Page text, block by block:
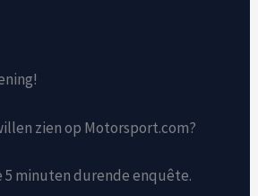
zien op Motorsport.com?
5 minuten durende enquête.